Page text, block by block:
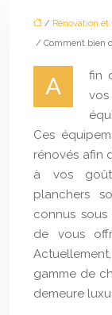
/ Rénovation
/ Comment bien
A
fin
Ces
rénovés afin
à vos
planchers
connus
de vous
gamme de
demeure